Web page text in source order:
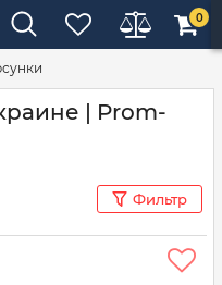
0
| Prom-
Фильтр